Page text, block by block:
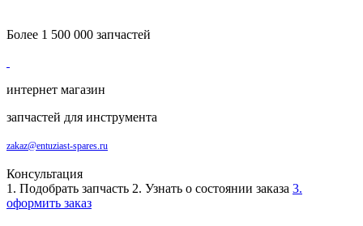
Более 1 500 000 запчастей
интернет магазин
запчастей для инструмента
zakaz@entuziast-spares.ru
Консультация
1. Подобрать запчасть 2. Узнать о состоянии заказа 3.
оформить заказ